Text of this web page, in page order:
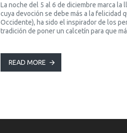
La noche del 5 al 6 de diciembre marca la
cuya devoción se debe más a la felicidad
Occidente), ha sido el inspirador de los
tradición de poner un calcetín para que
READ MORE